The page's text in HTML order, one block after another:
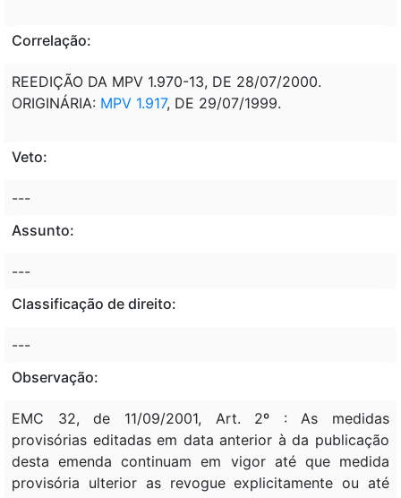
Correlação:
REEDIÇÃO DA MPV 1.970-13, DE 28/07/2000.
ORIGINÁRIA: MPV 1.917, DE 29/07/1999.
Veto:
---
Assunto:
---
Classificação de direito:
---
Observação:
EMC 32, de 11/09/2001, Art. 2º : As medidas
provisórias editadas em data anterior à da publicação
desta emenda continuam em vigor até que medida
provisória ulterior as revogue explicitamente ou até